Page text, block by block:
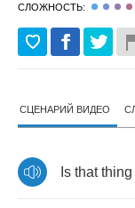
СЛОЖНОСТЬ:
СЦЕНАРИЙ ВИДЕО
Is that thing